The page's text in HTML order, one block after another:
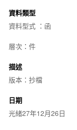
資料類型
資料型式 ：函
層次：件
描述
版本：抄檔
日期
光緒27年12月26日